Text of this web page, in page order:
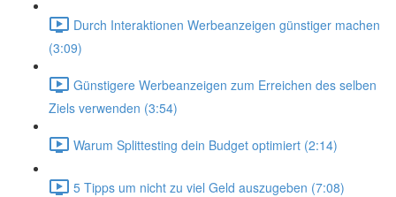
Durch Interaktionen Werbeanzeigen günstiger machen
(3:09)
Günstigere Werbeanzeigen zum Erreichen des selben
Ziels verwenden (3:54)
Warum Splittesting dein Budget optimiert (2:14)
5 Tipps um nicht zu viel Geld auszugeben (7:08)